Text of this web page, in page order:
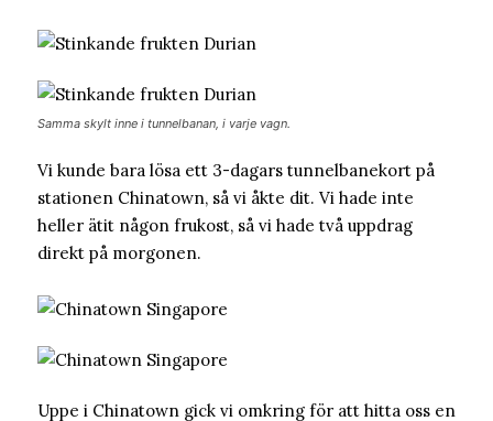
Samma skylt inne i tunnelbanan, i varje vagn.
Vi kunde bara lösa ett 3-dagars tunnelbanekort på
stationen Chinatown, så vi åkte dit. Vi hade inte
heller ätit någon frukost, så vi hade två uppdrag
direkt på morgonen.
Uppe i Chinatown gick vi omkring för att hitta oss en